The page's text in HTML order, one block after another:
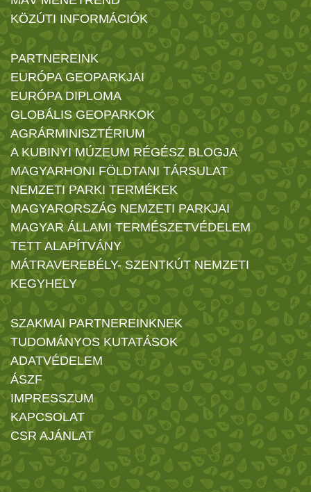
KÖZÚTI INFORMÁCIÓK
PARTNEREINK
EURÓPA GEOPARKJAI
EURÓPA DIPLOMA
GLOBÁLIS GEOPARKOK
AGRÁRMINISZTÉRIUM
A KUBINYI MÚZEUM RÉGÉSZ BLOGJA
MAGYARHONI FÖLDTANI TÁRSULAT
NEMZETI PARKI TERMÉKEK
MAGYARORSZÁG NEMZETI PARKJAI
MAGYAR ÁLLAMI TERMÉSZETVÉDELEM
TETT ALAPÍTVÁNY
MÁTRAVEREBÉLY- SZENTKÚT NEMZETI
KEGYHELY
SZAKMAI PARTNEREINKNEK
TUDOMÁNYOS KUTATÁSOK
ADATVÉDELEM
ÁSZF
IMPRESSZUM
KAPCSOLAT
CSR AJÁNLAT